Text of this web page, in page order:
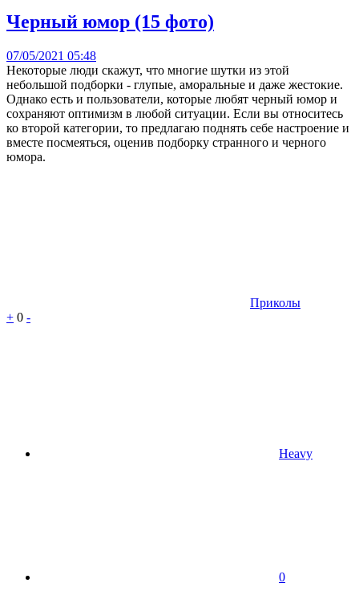
Черный юмор (15 фото)
07/05/2021 05:48
Некоторые люди скажут, что многие шутки из этой
небольшой подборки - глупые, аморальные и даже жестокие.
Однако есть и пользователи, которые любят черный юмор и
сохраняют оптимизм в любой ситуации. Если вы относитесь
ко второй категории, то предлагаю поднять себе настроение и
вместе посмеяться, оценив подборку странного и черного
юмора.
Приколы
+ 0 -
Heavy
0